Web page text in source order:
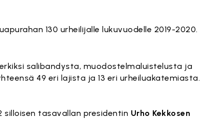
130 urheilijalle lukuvuodelle 2019-2020.
salibandysta, muodostelmaluistelusta ja
49 eri lajista ja 13 eri urheiluakatemiasta.
tasavallan presidentin Urho Kekkosen